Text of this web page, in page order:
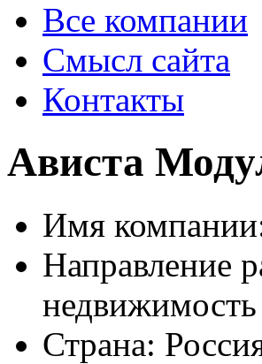
Все компании
Смысл сайта
Контакты
Ависта
Имя
Направление
недвижимость
Страна: